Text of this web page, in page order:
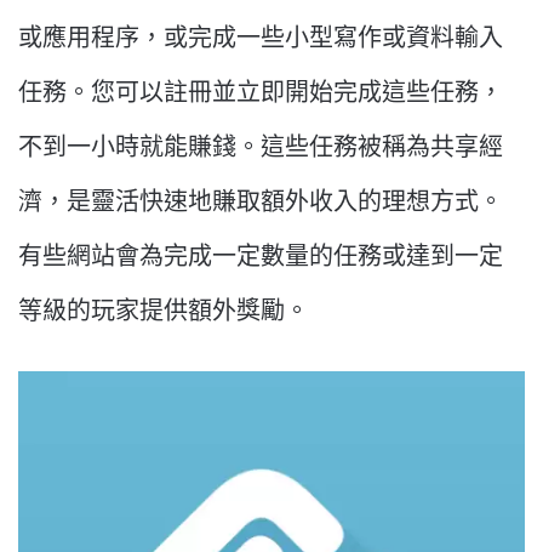
或應用程序，或完成一些小型寫作或資料輸入
任務。您可以註冊並立即開始完成這些任務，
不到一小時就能賺錢。這些任務被稱為共享經
濟，是靈活快速地賺取額外收入的理想方式。
有些網站會為完成一定數量的任務或達到一定
等級的玩家提供額外獎勵。